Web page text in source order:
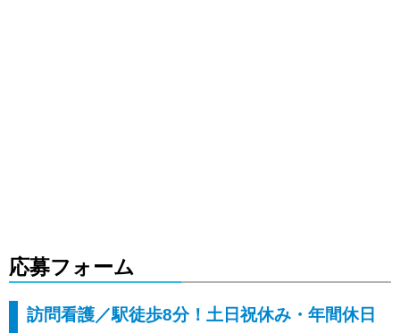
応募フォーム
訪問看護／駅徒歩8分！土日祝休み・年間休日